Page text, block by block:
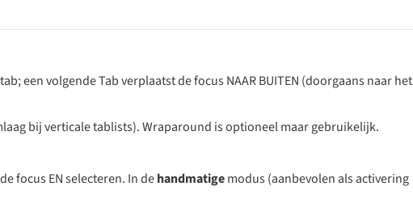
een volgende Tab verplaatst de focus NAAR BUITEN (doorgaans naar het
bij verticale tablists). Wraparound is optioneel maar gebruikelijk.
focus EN selecteren. In dehandmatigemodus (aanbevolen als activering